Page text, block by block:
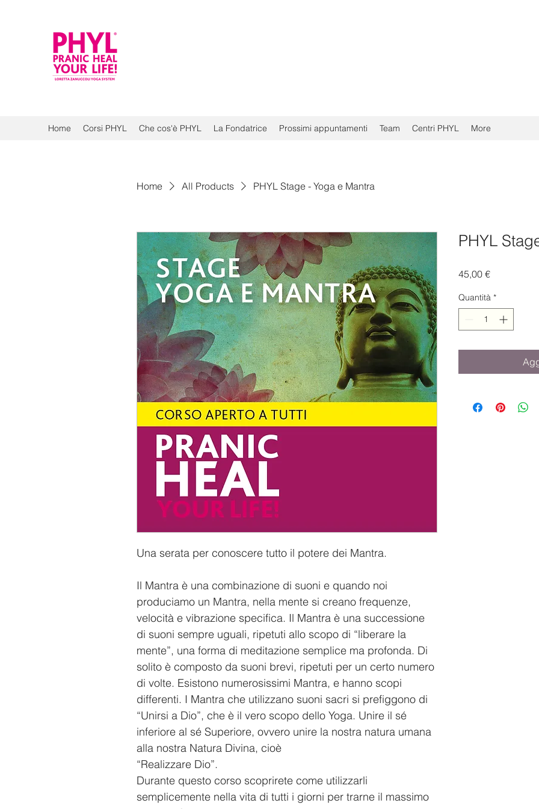
Home Corsi PHYL Che cos'è PHYL La Fondatrice Prossimi appuntamenti Team Centri PHYL More
Home All Products PHYL Stage - Yoga e Mantra
Una serata per conoscere tutto il potere dei Mantra.
Il Mantra è una combinazione di suoni e quando noi
produciamo un Mantra, nella mente si creano frequenze,
velocità e vibrazione specifica. Il Mantra è una successione
di suoni sempre uguali, ripetuti allo scopo di “liberare la
mente”, una forma di meditazione semplice ma profonda. Di
solito è composto da suoni brevi, ripetuti per un certo numero
di volte. Esistono numerosissimi Mantra, e hanno scopi
differenti. I Mantra che utilizzano suoni sacri si prefiggono di
“Unirsi a Dio”, che è il vero scopo dello Yoga. Unire il sé
inferiore al sé Superiore, ovvero unire la nostra natura umana
alla nostra Natura Divina, cioè
“Realizzare Dio”.
Durante questo corso scoprirete come utilizzarli
semplicemente nella vita di tutti i giorni per trarne il massimo
PHYL
45,00 €Prezzo
Quantità *